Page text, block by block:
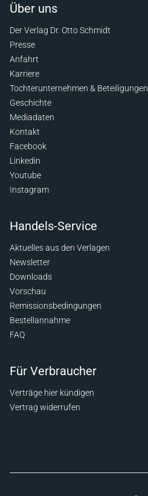
Über uns
Der Verlag Dr. Otto Schmidt
Presse
Anfahrt
Karriere
Tochterunternehmen & Beteiligungen
Geschichte
Mediadaten
Kontakt
Facebook
Linkedin
Youtube
Instagram
Handels-Service
Aktuelles aus den Verlagen
Newsletter
Downloads
Vorschau
Remissionsbedingungen
Bestellannahme
FAQ
Für Verbraucher
Verträge hier kündigen
Vertrag widerrufen